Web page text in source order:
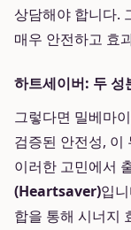
상담해야 합니다.
매우 안전하고 효
하트세이버: 두 성
그렇다면 밀베마
검증된 안전성, 이
이러한 고민에서
(Heartsaver)입
합을 통해 시너지